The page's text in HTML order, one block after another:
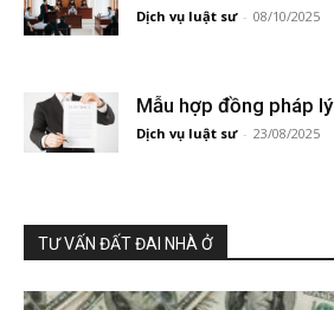
Dịch vụ luật sư - 08/10/2025
Mẫu hợp đồng pháp lý
Dịch vụ luật sư - 23/08/2025
TƯ VẤN ĐẤT ĐAI NHÀ Ở